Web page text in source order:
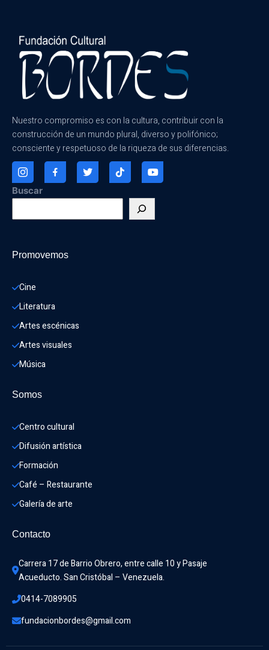
Nuestro compromiso es con la cultura, contribuir con la
construcción de un mundo plural, diverso y polifónico;
consciente y respetuoso de la riqueza de sus diferencias.
Buscar
Promovemos
Cine
Literatura
Artes escénicas
Artes visuales
Música
Somos
Centro cultural
Difusión artística
Formación
Café – Restaurante
Galería de arte
Contacto
Carrera 17 de Barrio Obrero, entre calle 10 y Pasaje
Acueducto. San Cristóbal – Venezuela.
0414-7089905
fundacionbordes@gmail.com